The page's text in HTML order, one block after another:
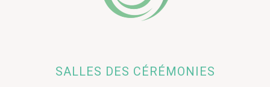
SALLES DES CÉRÉMONIES